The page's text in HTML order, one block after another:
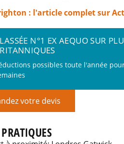
: l'article complet sur
N°1 EX AEQUO SUR
possibles toute l'année
votre devis